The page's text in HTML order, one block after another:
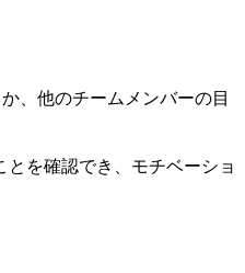
、他のチームメンバーの目
を確認でき、モチベーショ